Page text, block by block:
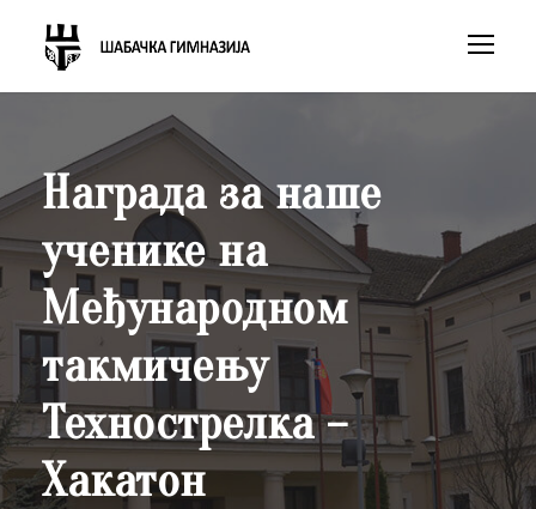
Награда за наше
ученике на
Међународном
такмичењу
Технострелка –
Хакатон